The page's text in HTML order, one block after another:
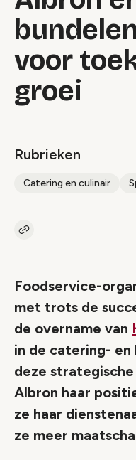
voor
groei
Rubrieken
Catering en culinair
Kopieer link naar artikel
Foodservice-
met trots de
de overname van
in de catering-
deze
Albron haar
ze haar
ze meer